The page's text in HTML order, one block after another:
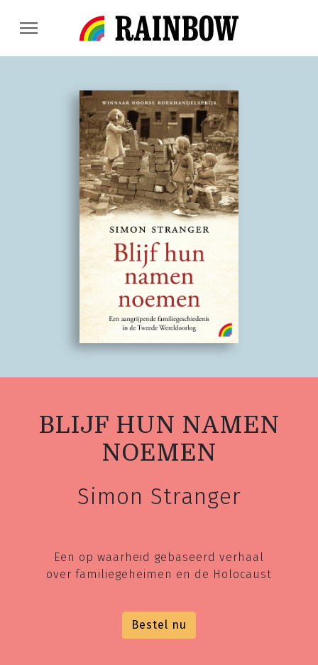
BLIJF HUN NAMEN
NOEMEN
Simon Stranger
Een op waarheid gebaseerd verhaal
over familiegeheimen en de Holocaust
Bestel nu